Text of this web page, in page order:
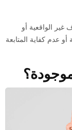
الواقعية أو
عدم كفاية المتابعة